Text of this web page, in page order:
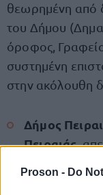
Proson - Do
θεωρημένη από
του Δήμου
όροφος,
συστημένη
στην ακόλουθη
Δήμος
Πειραιάς,
Προσωπικού
υπόψη κας